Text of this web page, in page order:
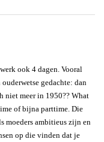
ook 4 dagen. Vooral
gedachte: dan
niet meer in 1950?? What
of bijna parttime. Die
moeders ambitieus zijn en
op die vinden dat je